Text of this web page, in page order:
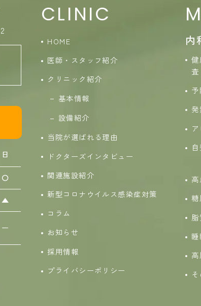
日
〇
▲
ー
CLINIC
HOME
医師・スタッフ紹介
クリニック紹介
基本情報
設備紹介
当院が選ばれる理由
ドクターズインタビュー
関連施設紹介
新型コロナウイルス感染症対策
コラム
お知らせ
採用情報
プライバシーポリシー
内
査
糖
高